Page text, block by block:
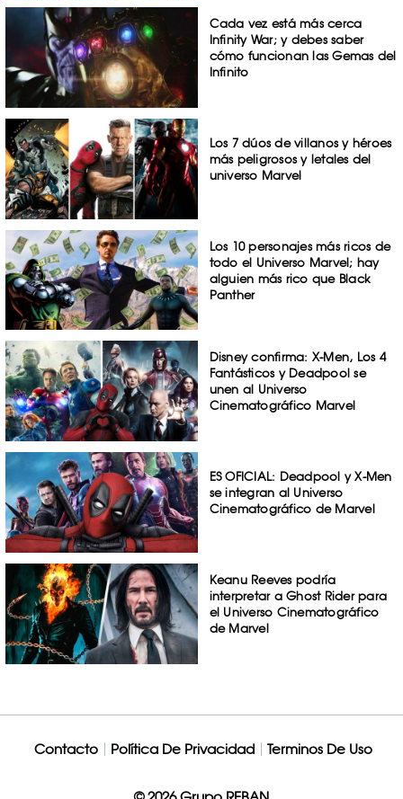
Cada vez está más cerca
Infinity War; y debes saber
cómo funcionan las Gemas del
Infinito
Los 7 dúos de villanos y héroes
más peligrosos y letales del
universo Marvel
Los 10 personajes más ricos de
todo el Universo Marvel; hay
alguien más rico que Black
Panther
Disney confirma: X-Men, Los 4
Fantásticos y Deadpool se
unen al Universo
Cinematográfico Marvel
ES OFICIAL: Deadpool y X-Men
se integran al Universo
Cinematográfico de Marvel
Keanu Reeves podría
interpretar a Ghost Rider para
el Universo Cinematográfico
de Marvel
Contacto Política De Privacidad Terminos De Uso